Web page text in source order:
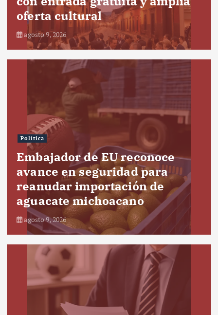
oferta cultural
agosto 9, 2026
Política
Embajador de EU reconoce
avance en seguridad para
reanudar importación de
aguacate michoacano
agosto 9, 2026